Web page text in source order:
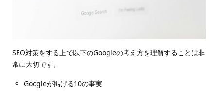
SEO対策をする上で以下のGoogleの考え方を理解することは非
常に大切です。
Googleが掲げる10の事実